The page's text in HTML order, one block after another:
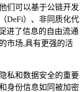
们可以基于公链开发
DeFi）、非同质化代
进了信息的自由流通
市场,具有更强的活
私和数据安全的重要
身份信息如同被加密